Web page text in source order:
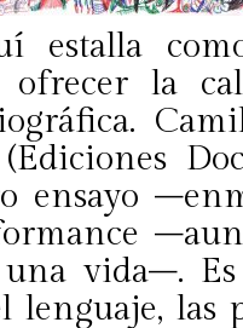
estalla
ofrecer la
ensayo
vida–.
lenguaje, las